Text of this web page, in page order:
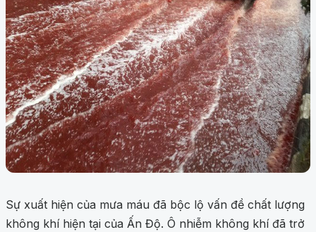
Sự xuất hiện của mưa máu đã bộc lộ vấn đề chất lượng
không khí hiện tại của Ấn Độ. Ô nhiễm không khí đã trở